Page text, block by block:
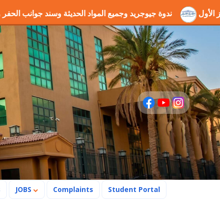
بالمركز الأول ندوة جيوجريد وجميع المواد الحديثة وسند
JOBS Complaints Student Portal